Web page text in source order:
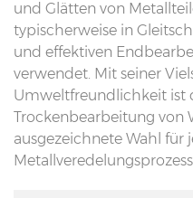
und Glätten von
typischerweise in
und effektiven
verwendet. Mit seiner
Umweltfreundlichkeit ist
Trockenbearbeitung von
ausgezeichnete Wahl für